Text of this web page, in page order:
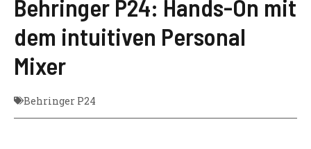
Behringer P24: Hands-On mit
dem intuitiven Personal
Mixer
Behringer P24